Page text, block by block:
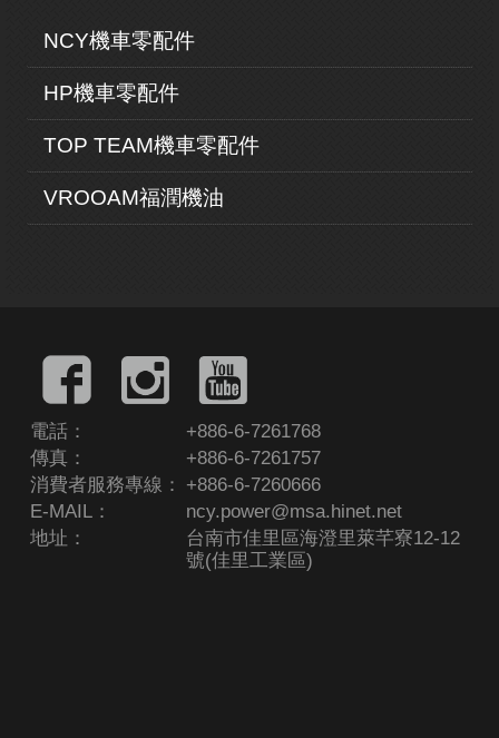
NCY機車零配件
HP機車零配件
TOP TEAM機車零配件
VROOAM福潤機油
電話：
+886-6-7261768
傳真：
+886-6-7261757
消費者服務專線：
+886-6-7260666
E-MAIL：
ncy.power@msa.hinet.net
地址：
台南市佳里區海澄里萊芊寮12-12
號(佳里工業區)